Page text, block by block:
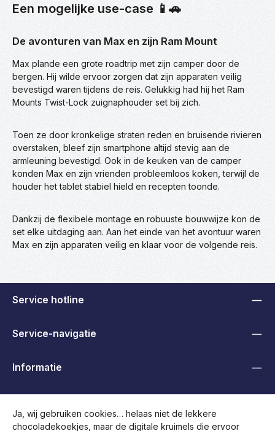
Een mogelijke use-case 📱🚗
De avonturen van Max en zijn Ram Mount
Max plande een grote roadtrip met zijn camper door de
bergen. Hij wilde ervoor zorgen dat zijn apparaten veilig
bevestigd waren tijdens de reis. Gelukkig had hij het Ram
Mounts Twist-Lock zuignaphouder set bij zich.
Toen ze door kronkelige straten reden en bruisende rivieren
overstaken, bleef zijn smartphone altijd stevig aan de
armleuning bevestigd. Ook in de keuken van de camper
konden Max en zijn vrienden probleemloos koken, terwijl de
houder het tablet stabiel hield en recepten toonde.
Dankzij de flexibele montage en robuuste bouwwijze kon de
set elke uitdaging aan. Aan het einde van het avontuur waren
Max en zijn apparaten veilig en klaar voor de volgende reis.
Service hotline
Service-navigatie
Informatie
Ja, wij gebruiken cookies… helaas niet de lekkere
chocoladekoekjes, maar de digitale kruimels die ervoor